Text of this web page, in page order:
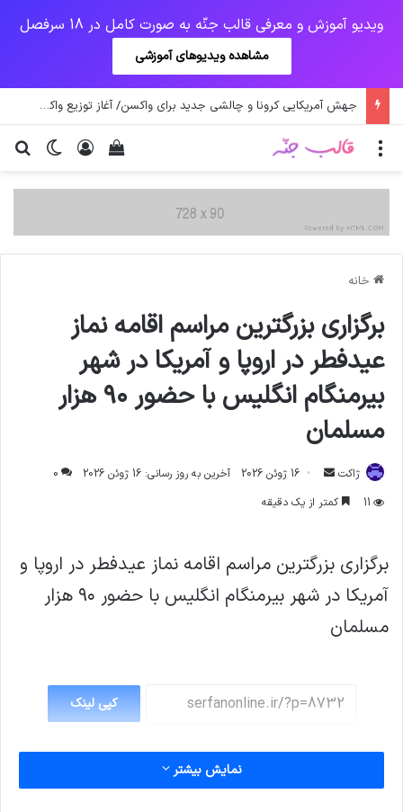
ویدیو آموزش و معرفی قالب جنّه به صورت کامل در 18 سرفصل
مشاهده ویدیوهای آموزشی
یک‌چهارم مرگ‌های روزانه کرونا در خوزستان / نگرانی از گسترش ویروس انگلیسی در تهران
تغییر ورود
دیدن سبد خرید منو
خانه
برگزاری بزرگترین مراسم اقامه نماز
عیدفطر در اروپا و آمریکا در شهر
بیرمنگام انگلیس با حضور ۹۰ هزار
مسلمان
ژاکت
ارسال
ایمیل
16 ژوئن 2026 آخرین به روز رسانی: 16 ژوئن 2026
0
11
کمتر از یک دقیقه
برگزاری بزرگترین مراسم اقامه نماز عیدفطر در اروپا و
آمریکا در شهر بیرمنگام انگلیس با حضور ۹۰ هزار
مسلمان
کپی لینک
نمایش بیشتر